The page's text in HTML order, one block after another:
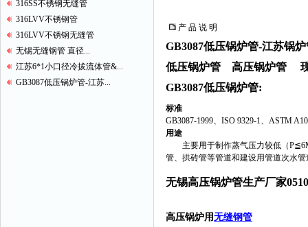
316SS不锈钢无缝管
316LVV不锈钢管
316LVV不锈钢无缝管
无锡无缝钢管 直径...
江苏6*1小口径冷拔流体管&...
GB3087低压锅炉管-江苏...
产 品 说 明
GB3087低压锅炉管-江苏锅
低压锅炉管 高压锅炉管
GB3087低压锅炉管:
标准
GB3087-1999、ISO 9329-1、ASTM
用途
主要用于制作蒸气压力较低（
管、拱砖管等管道和建设用管道次水管
无锡高压锅炉管生产厂家
高压锅炉用无缝钢管